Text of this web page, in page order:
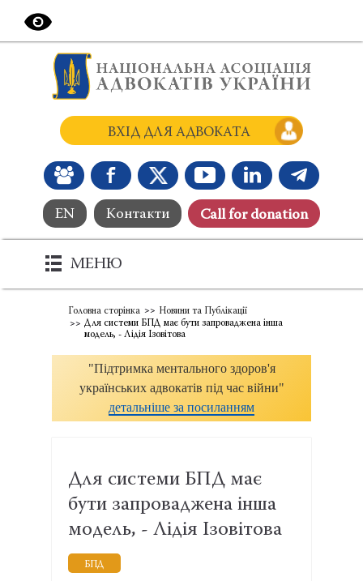
EN Контакти Сall for donation
ВХІД ДЛЯ АДВОКАТА
МЕНЮ
Головна сторінка
Новини та Публікації
Для системи БПД має бути запроваджена інша
модель, - Лідія Ізовітова
"Підтримка ментального здоров'я
українських адвокатів під час війни"
детальніше за посиланням
Для системи БПД має
бути запроваджена інша
модель, - Лідія Ізовітова
БПД